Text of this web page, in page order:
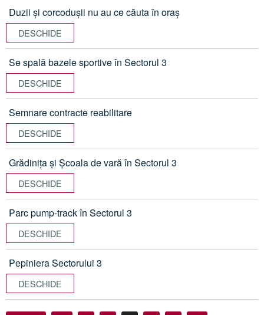
Duzii și corcodușii nu au ce căuta în oraș
DESCHIDE
Se spală bazele sportive în Sectorul 3
DESCHIDE
Semnare contracte reabilitare
DESCHIDE
Grădinița și Școala de vară în Sectorul 3
DESCHIDE
Parc pump-track în Sectorul 3
DESCHIDE
Pepiniera Sectorului 3
DESCHIDE